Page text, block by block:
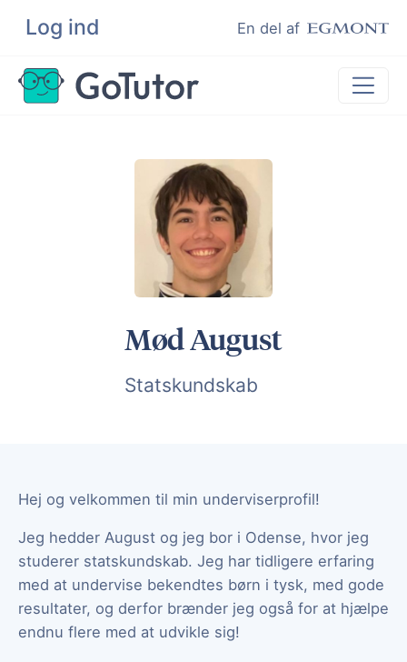
Log ind En del af
Søg
Lektiehjælp
Eksamenshjælp
Hjælp til ordblinde
Kundeudtalelser
Mød August
Statskundskab
Hej og velkommen til min underviserprofil!
Jeg hedder August og jeg bor i Odense, hvor jeg
studerer statskundskab. Jeg har tidligere erfaring
med at undervise bekendtes børn i tysk, med gode
resultater, og derfor brænder jeg også for at hjælpe
endnu flere med at udvikle sig!